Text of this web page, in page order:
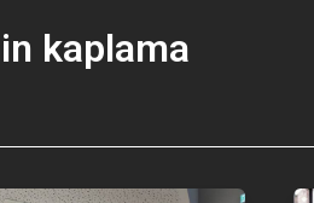
kaplama